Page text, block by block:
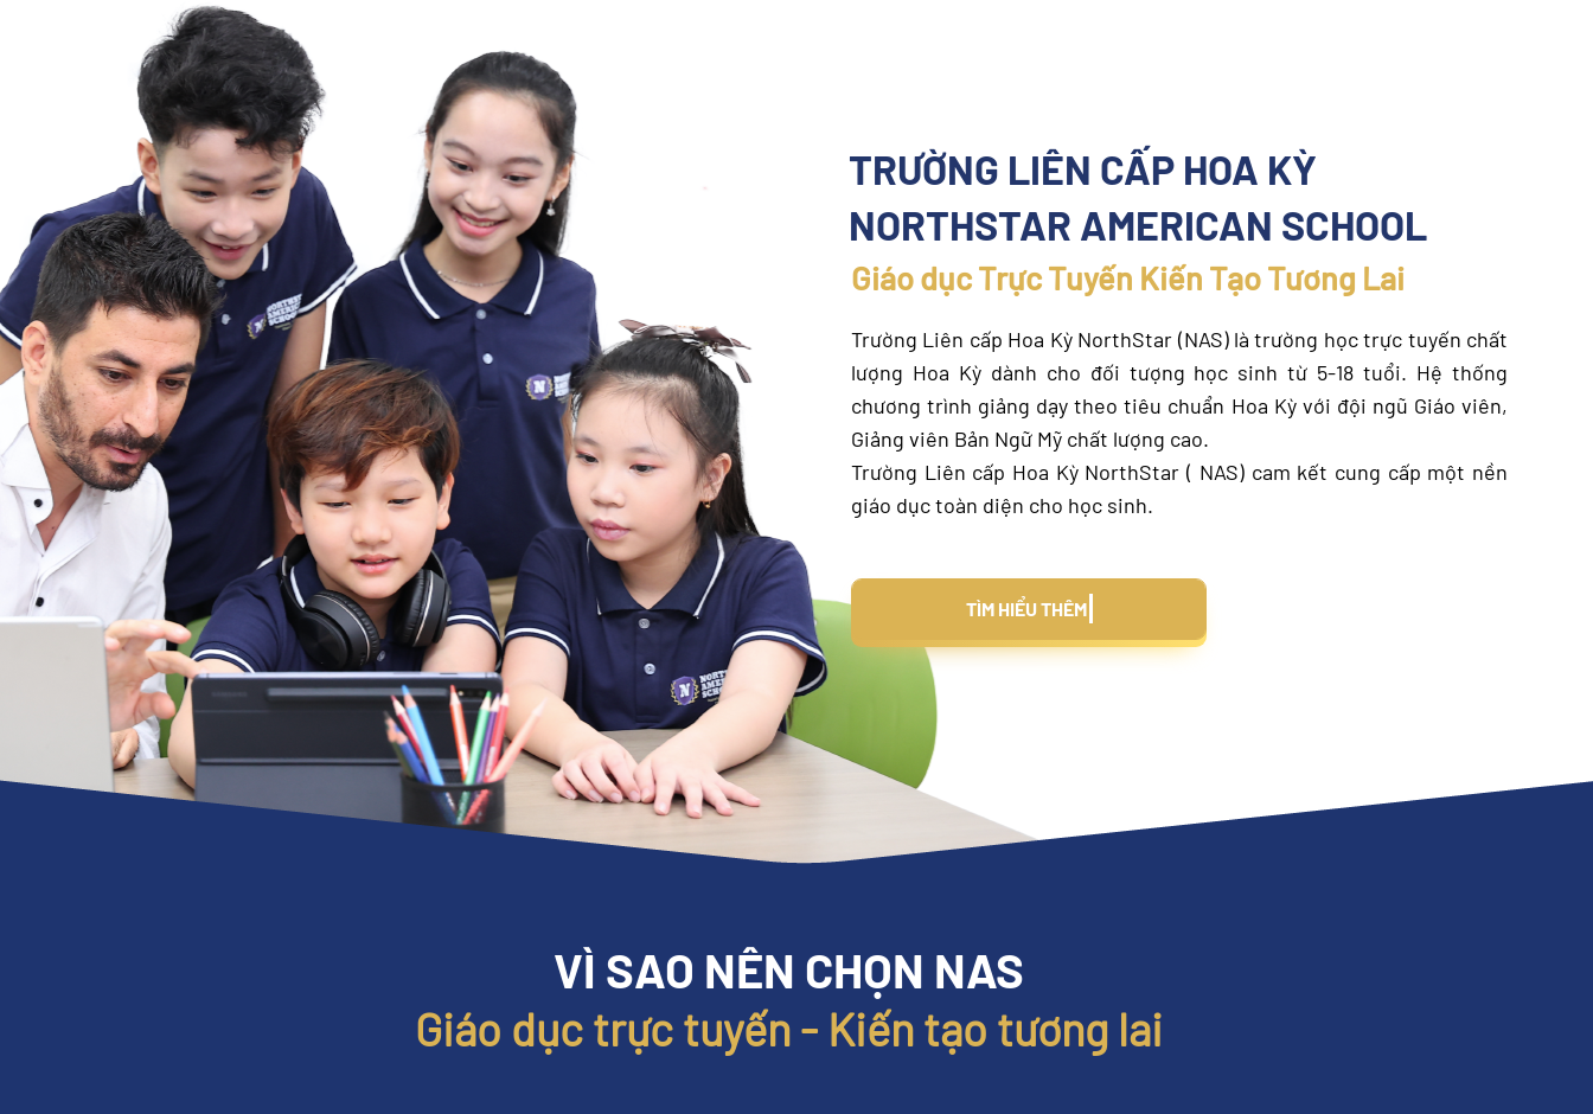
TRƯỜNG LIÊN CẤP HOA KỲ
NORTHSTAR AMERICAN SCHOOL
Giáo dục Trực Tuyến Kiến Tạo Tương Lai
Trường Liên cấp Hoa Kỳ NorthStar (NAS) là trường học trực tuyến chất
lượng Hoa Kỳ dành cho đối tượng học sinh từ 5-18 tuổi. Hệ thống
chương trình giảng dạy theo tiêu chuẩn Hoa Kỳ với đội ngũ Giáo viên,
Giảng viên Bản Ngữ Mỹ chất lượng cao.
Trường Liên cấp Hoa Kỳ NorthStar ( NAS) cam kết cung cấp một nền
giáo dục toàn diện cho học sinh.
TÌM HIỂU THÊM
VÌ SAO NÊN CHỌN NAS
Giáo dục trực tuyến - Kiến tạo tương lai